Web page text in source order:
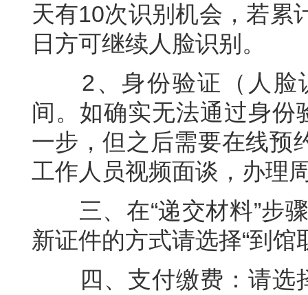
天有10次识别机会，若累
日方可继续人脸识别。
2、身份验证（人脸
间。如确实无法通过身份
一步，但之后需要在线预
工作人员视频面谈，办理
三、在“递交材料”步骤
新证件的方式请选择“到馆
四、支付缴费：请选择